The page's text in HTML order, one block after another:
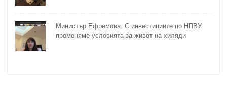
Министър Ефремова: С инвестициите по НПВУ
променяме условията за живот на хиляди